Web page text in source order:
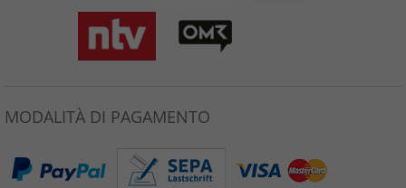
MODALITÀ DI PAGAMENTO